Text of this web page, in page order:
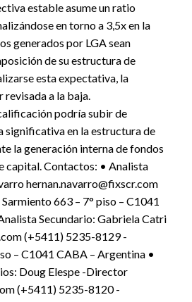
estable asume un ratio
en torno a 3,5x en la
generados por LGA sean
de su estructura de
esta expectativa, la
a la baja.
podría subir de
significativa en la estructura de
la generación interna de fondos
capital. Contactos: • Analista
hernan.navarro@fixscr.com
663 – 7° piso – C1041
Secundario: Gabriela Catri
(+5411) 5235-8129 -
– C1041 CABA – Argentina •
Doug Elespe -Director
(+5411) 5235-8120 -